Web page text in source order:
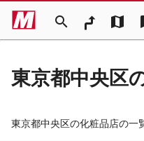
search map
東京都中央区
東京都中央区の化粧品店の一